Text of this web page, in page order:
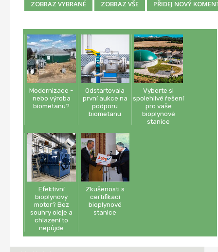
Modernizace -
nebo výroba
biometanu?
Odstartovala
první aukce na
podporu
biometanu
Vyberte si
spolehlivé řešení
pro vaše
bioplynové
stanice
Efektivní
bioplynový
motor? Bez
souhry oleje a
chlazení to
nepůjde
Zkušenosti s
certifikací
bioplynové
stanice